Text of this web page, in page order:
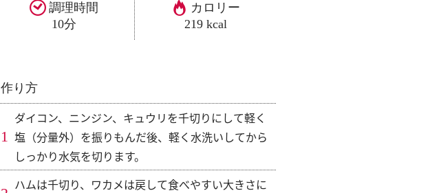
調理時間
10分
カロリー
219 kcal
作り方
ダイコン、ニンジン、キュウリを千切りにして軽く
塩（分量外）を振りもんだ後、軽く水洗いしてから
しっかり水気を切ります。
ハムは千切り、ワカメは戻して食べやすい大きさに